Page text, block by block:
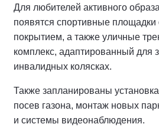
Для любителей активного
появятся спортивные
покрытием, а также уличные
комплекс, адаптированный для
инвалидных колясках.
Также запланированы
посев газона, монтаж новых
и системы видеонаблюдения.